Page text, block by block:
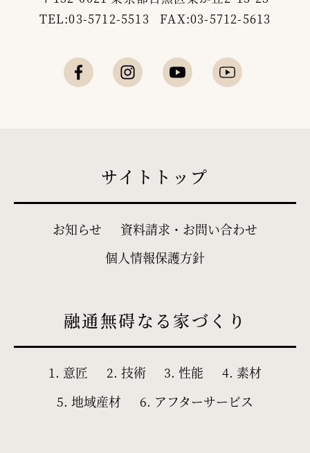
TEL:03-5712-5513 FAX:03-5712-5613
サイトトップ
お知らせ
資料請求・お問い合わせ
個人情報保護方針
融通無碍なる家づくり
1. 意匠 2. 技術 3. 性能
4. 素材
5. 地域産材
6. アフターサービス